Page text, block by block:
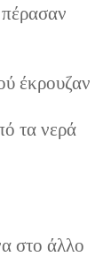
έκρουζαν
τα νερά
στο άλλο